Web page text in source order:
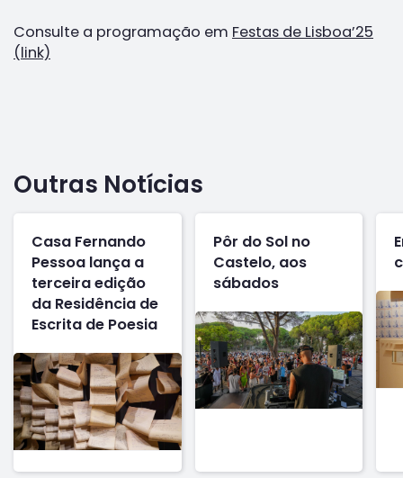
Consulte a programação em Festas de Lisboa’25
(link)
Outras Notícias
Casa Fernando
Pessoa lança a
terceira edição
da Residência de
Escrita de Poesia
Pôr do Sol no
Castelo, aos
sábados